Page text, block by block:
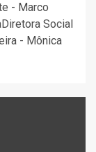
- Marco
Social
- Mônica